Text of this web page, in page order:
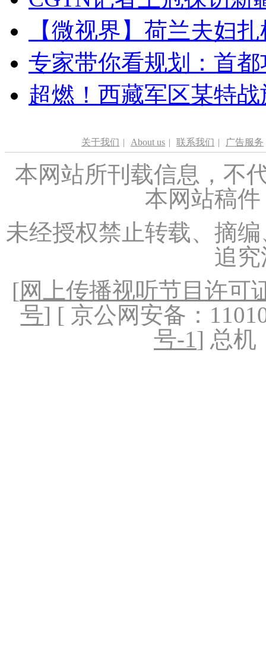
【微视界】荷兰夫妇
专家带你看规划：首
超燃！西藏军区某特
关于我们 | About us | 联系我们 | 广告服务
本网站所刊载信息，不
本网站稿
未经授权禁止转载、摘
追
[网上传播视听节目许可
号] [ 京公网安备：
号-1] 总机